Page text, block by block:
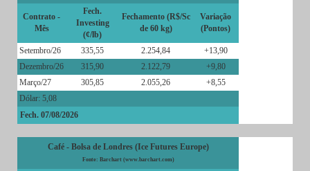
Contrato -
Mês
Fech.
Investing
(¢/lb)
Fechamento (R$/Sc
de 60 kg)
Variação
(Pontos)
Setembro/26 335,55 2.254,84
+13,90
Dezembro/26
315,90 2.122,79
+9,80
Março/27
305,85 2.055,26
+8,55
Dólar: 5,08
Fech. 07/08/2026
Café - Bolsa de Londres (Ice Futures Europe)
Fonte: Barchart (www.barchart.com)